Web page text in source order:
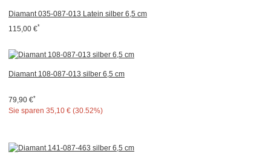
Diamant 035-087-013 Latein silber 6,5 cm
115,00 €*
Diamant 108-087-013 silber 6,5 cm
79,90 €*
Sie sparen 35,10 € (30.52%)